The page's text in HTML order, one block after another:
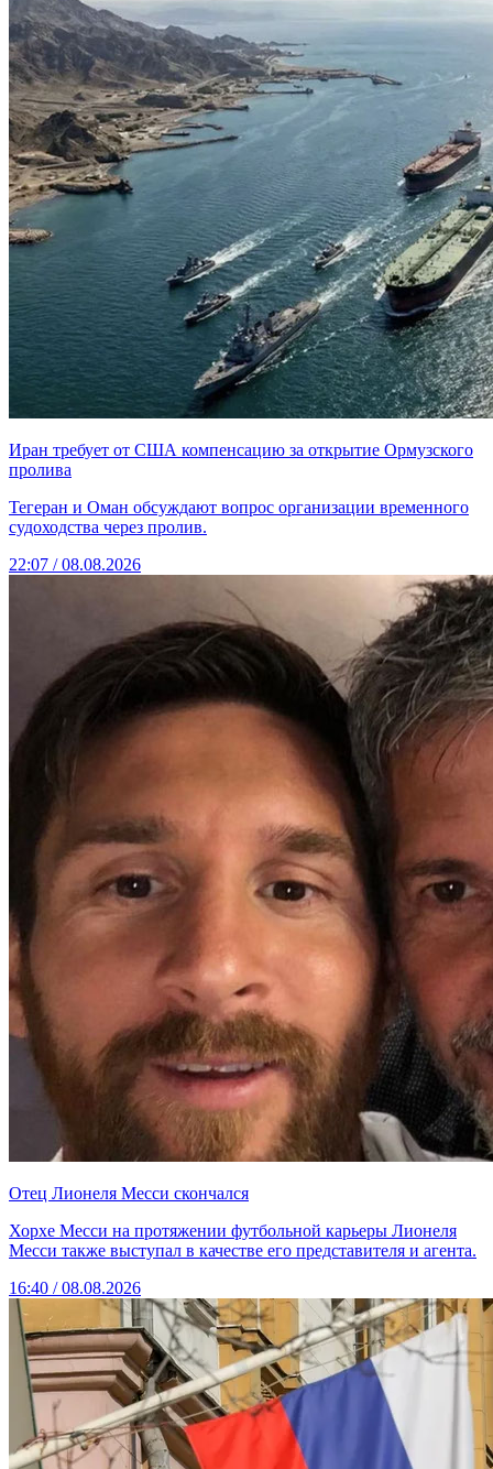
Иран требует от США компенсацию за открытие Ормузского
пролива
Тегеран и Оман обсуждают вопрос организации временного
судоходства через пролив.
22:07 / 08.08.2026
Отец Лионеля Месси скончался
Хорхе Месси на протяжении футбольной карьеры Лионеля
Месси также выступал в качестве его представителя и агента.
16:40 / 08.08.2026